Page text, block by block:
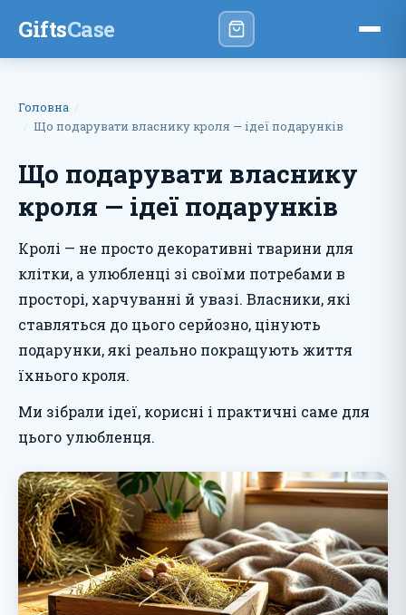
GiftsCase
Головна
Що подарувати власнику кроля — ідеї подарунків
Що подарувати власнику
кроля — ідеї подарунків
Кролі — не просто декоративні тварини для
клітки, а улюбленці зі своїми потребами в
просторі, харчуванні й увазі. Власники, які
ставляться до цього серйозно, цінують
подарунки, які реально покращують життя
їхнього кроля.
Ми зібрали ідеї, корисні і практичні саме для
цього улюбленця.